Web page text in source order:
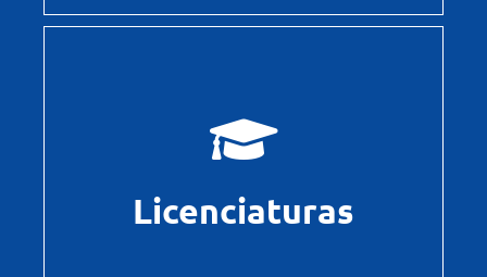
Licenciaturas
Licenciaturas